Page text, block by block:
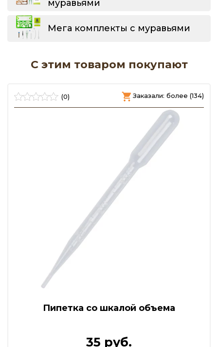
муравьями
Мега комплекты с муравьями
С этим товаром покупают
(0) Заказали: более (134)
Пипетка со шкалой объема
35 руб.